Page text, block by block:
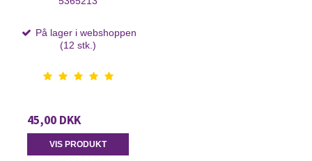
På lager i webshoppen
(12 stk.)
45,00 DKK
VIS PRODUKT